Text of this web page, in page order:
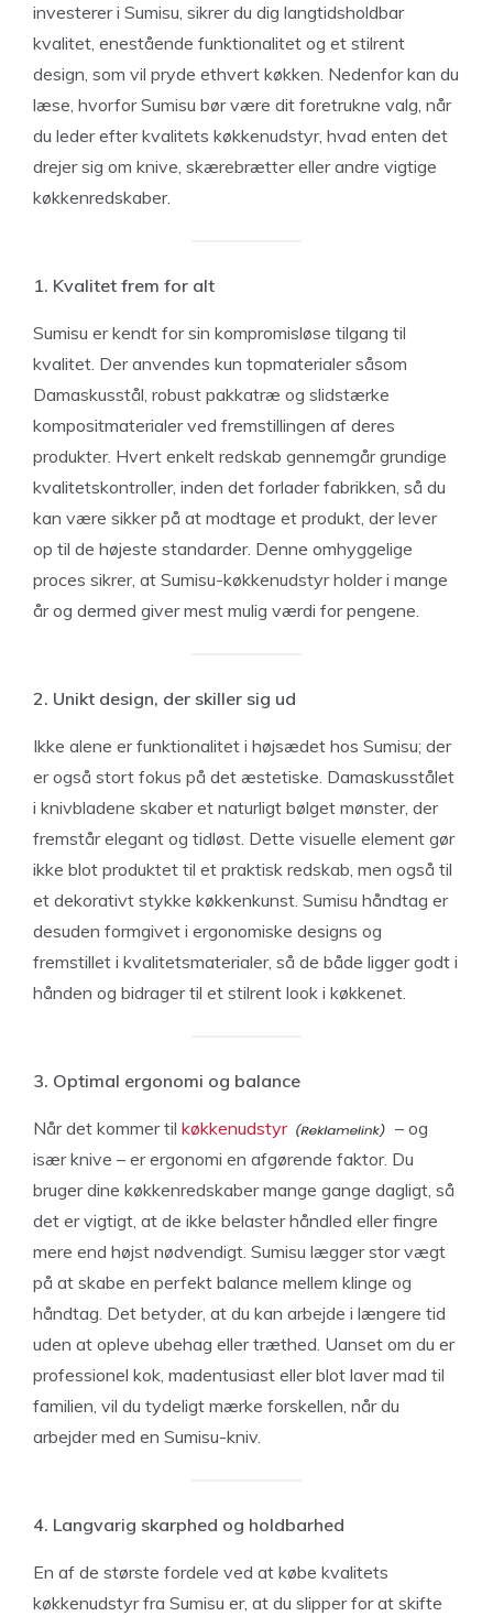
investerer i Sumisu, sikrer du dig langtidsholdbar
kvalitet, enestående funktionalitet og et stilrent
design, som vil pryde ethvert køkken. Nedenfor kan du
læse, hvorfor Sumisu bør være dit foretrukne valg, når
du leder efter kvalitets køkkenudstyr, hvad enten det
drejer sig om knive, skærebrætter eller andre vigtige
køkkenredskaber.
1. Kvalitet frem for alt
Sumisu er kendt for sin kompromisløse tilgang til
kvalitet. Der anvendes kun topmaterialer såsom
Damaskusstål, robust pakkatræ og slidstærke
kompositmaterialer ved fremstillingen af deres
produkter. Hvert enkelt redskab gennemgår grundige
kvalitetskontroller, inden det forlader fabrikken, så du
kan være sikker på at modtage et produkt, der lever
op til de højeste standarder. Denne omhyggelige
proces sikrer, at Sumisu-køkkenudstyr holder i mange
år og dermed giver mest mulig værdi for pengene.
2. Unikt design, der skiller sig ud
Ikke alene er funktionalitet i højsædet hos Sumisu; der
er også stort fokus på det æstetiske. Damaskusstålet
i knivbladene skaber et naturligt bølget mønster, der
fremstår elegant og tidløst. Dette visuelle element gør
ikke blot produktet til et praktisk redskab, men også til
et dekorativt stykke køkkenkunst. Sumisu håndtag er
desuden formgivet i ergonomiske designs og
fremstillet i kvalitetsmaterialer, så de både ligger godt i
hånden og bidrager til et stilrent look i køkkenet.
3. Optimal ergonomi og balance
Når det kommer til køkkenudstyr
– og
især knive – er ergonomi en afgørende faktor. Du
bruger dine køkkenredskaber mange gange dagligt, så
det er vigtigt, at de ikke belaster håndled eller fingre
mere end højst nødvendigt. Sumisu lægger stor vægt
på at skabe en perfekt balance mellem klinge og
håndtag. Det betyder, at du kan arbejde i længere tid
uden at opleve ubehag eller træthed. Uanset om du er
professionel kok, madentusiast eller blot laver mad til
familien, vil du tydeligt mærke forskellen, når du
arbejder med en Sumisu-kniv.
4. Langvarig skarphed og holdbarhed
En af de største fordele ved at købe kvalitets
køkkenudstyr fra Sumisu er, at du slipper for at skifte